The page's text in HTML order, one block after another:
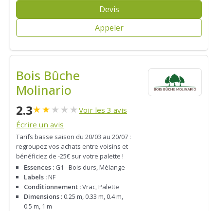
Devis
Appeler
Bois Bûche
Molinario
2.3★★★ ★ ★ Voir les 3 avis
Écrire un avis
Tarifs basse saison du 20/03 au 20/07 :
regroupez vos achats entre voisins et
bénéficiez de -25€ sur votre palette !
Essences : G1 - Bois durs, Mélange
Labels :NF
Conditionnement :Vrac, Palette
Dimensions : 0.25 m, 0.33 m, 0.4 m,
0.5 m, 1 m